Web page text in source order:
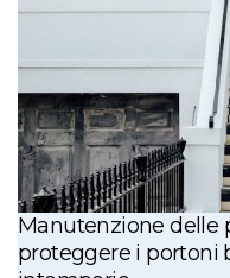
Manutenzione delle
proteggere i portoni